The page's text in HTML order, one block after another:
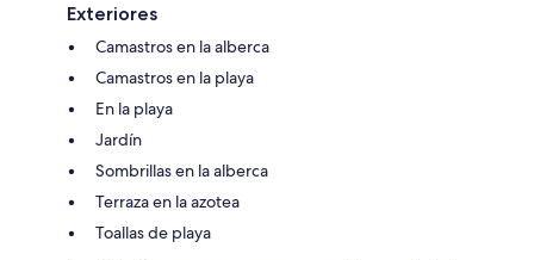
Exteriores
Camastros en la alberca
Camastros en la playa
En la playa
Jardín
Sombrillas en la alberca
Terraza en la azotea
Toallas de playa